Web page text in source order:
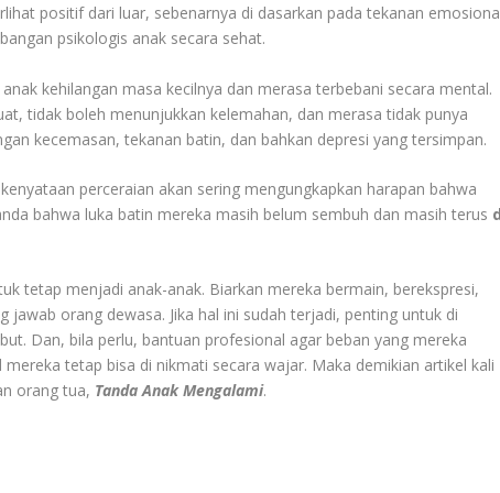
positif dari luar, sebenarnya di dasarkan pada tekanan
psikologis anak secara sehat.
kehilangan masa kecilnya dan merasa terbebani secara mental.
tidak boleh menunjukkan kelemahan, dan merasa tidak punya
kecemasan, tekanan batin, dan bahkan depresi yang tersimpan.
perceraian akan sering mengungkapkan harapan bahwa
bahwa luka batin mereka masih belum sembuh dan masih terus
tetap menjadi anak-anak. Biarkan mereka bermain, berekspresi,
orang dewasa. Jika hal ini sudah terjadi, penting untuk di
Dan, bila perlu, bantuan profesional agar beban yang mereka
tetap bisa di nikmati secara wajar. Maka demikian artikel kali
orang tua, Tanda Anak Mengalami.